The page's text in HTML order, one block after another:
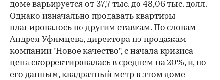
доме варьируется от 37,7 тыс. до 48,06 тыс. долл.
Однако изначально продавать квартиры
планировалось по другим ставкам. По словам
Андрея Уфимцева, директора по продажам
компании "Новое качество", с начала кризиса
цена скорректировалась в среднем на 20%, и, по
его данным, квадратный метр в этом доме